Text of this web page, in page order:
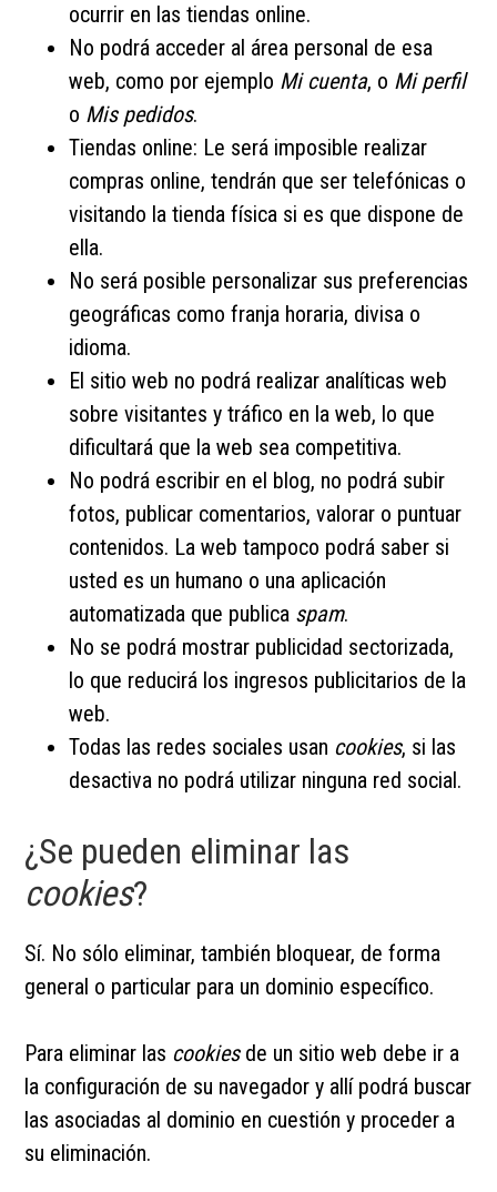
ocurrir en las tiendas online.
No podrá acceder al área personal de esa
web, como por ejemplo Mi cuenta, o Mi perfil
o Mis pedidos.
Tiendas online: Le será imposible realizar
compras online, tendrán que ser telefónicas o
visitando la tienda física si es que dispone de
ella.
No será posible personalizar sus preferencias
geográficas como franja horaria, divisa o
idioma.
El sitio web no podrá realizar analíticas web
sobre visitantes y tráfico en la web, lo que
dificultará que la web sea competitiva.
No podrá escribir en el blog, no podrá subir
fotos, publicar comentarios, valorar o puntuar
contenidos. La web tampoco podrá saber si
usted es un humano o una aplicación
automatizada que publica spam.
No se podrá mostrar publicidad sectorizada,
lo que reducirá los ingresos publicitarios de la
web.
Todas las redes sociales usan cookies, si las
desactiva no podrá utilizar ninguna red social.
¿Se pueden eliminar las
cookies?
Sí. No sólo eliminar, también bloquear, de forma
general o particular para un dominio específico.
Para eliminar las cookiesde un sitio web debe ir a
la configuración de su navegador y allí podrá buscar
las asociadas al dominio en cuestión y proceder a
su eliminación.